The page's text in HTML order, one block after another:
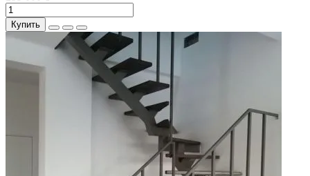
Купить